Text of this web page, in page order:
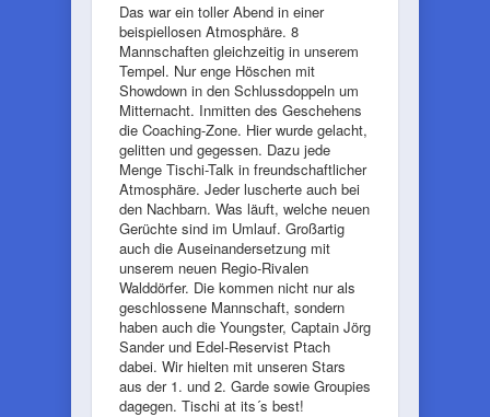
Das war ein toller Abend in einer
beispiellosen Atmosphäre. 8
Mannschaften gleichzeitig in unserem
Tempel. Nur enge Höschen mit
Showdown in den Schlussdoppeln um
Mitternacht. Inmitten des Geschehens
die Coaching-Zone. Hier wurde gelacht,
gelitten und gegessen. Dazu jede
Menge Tischi-Talk in freundschaftlicher
Atmosphäre. Jeder luscherte auch bei
den Nachbarn. Was läuft, welche neuen
Gerüchte sind im Umlauf. Großartig
auch die Auseinandersetzung mit
unserem neuen Regio-Rivalen
Walddörfer. Die kommen nicht nur als
geschlossene Mannschaft, sondern
haben auch die Youngster, Captain Jörg
Sander und Edel-Reservist Ptach
dabei. Wir hielten mit unseren Stars
aus der 1. und 2. Garde sowie Groupies
dagegen. Tischi at its´s best!